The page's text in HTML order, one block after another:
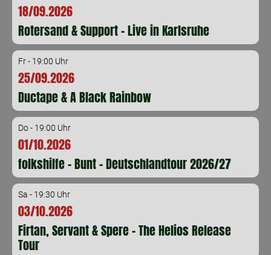
18/09.2026
Rotersand & Support - Live in Karlsruhe
Fr - 19:00 Uhr
25/09.2026
Ductape & A Black Rainbow
Do - 19:00 Uhr
01/10.2026
folkshilfe - Bunt - Deutschlandtour 2026/27
Sa - 19:30 Uhr
03/10.2026
Firtan, Servant & Spere - The Helios Release
Tour